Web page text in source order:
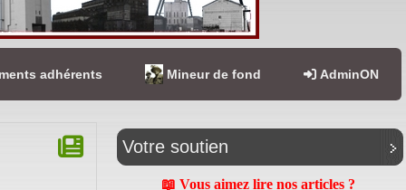
adhérents Mineur de fond AdminON
Votre soutien
📖 Vous aimez lire nos articles ?